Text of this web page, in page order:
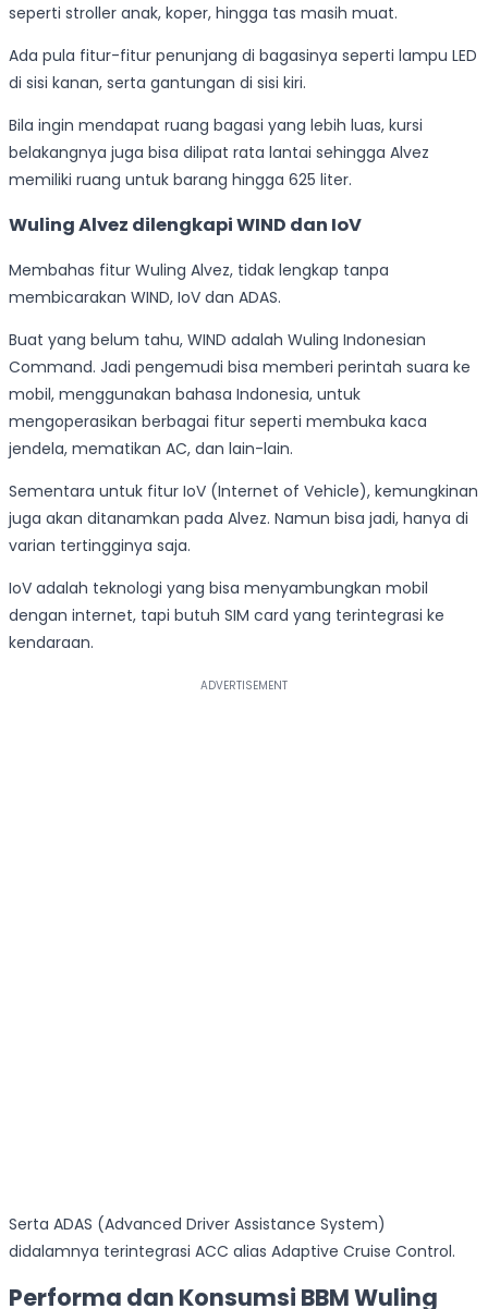
seperti stroller anak, koper, hingga tas masih muat.
Ada pula fitur-fitur penunjang di bagasinya seperti lampu LED
di sisi kanan, serta gantungan di sisi kiri.
Bila ingin mendapat ruang bagasi yang lebih luas, kursi
belakangnya juga bisa dilipat rata lantai sehingga Alvez
memiliki ruang untuk barang hingga 625 liter.
Wuling Alvez dilengkapi WIND dan IoV
Membahas fitur Wuling Alvez, tidak lengkap tanpa
membicarakan WIND, IoV dan ADAS.
Buat yang belum tahu, WIND adalah Wuling Indonesian
Command. Jadi pengemudi bisa memberi perintah suara ke
mobil, menggunakan bahasa Indonesia, untuk
mengoperasikan berbagai fitur seperti membuka kaca
jendela, mematikan AC, dan lain-lain.
Sementara untuk fitur IoV (Internet of Vehicle), kemungkinan
juga akan ditanamkan pada Alvez. Namun bisa jadi, hanya di
varian tertingginya saja.
IoV adalah teknologi yang bisa menyambungkan mobil
dengan internet, tapi butuh SIM card yang terintegrasi ke
kendaraan.
Serta ADAS (Advanced Driver Assistance System)
didalamnya terintegrasi ACC alias Adaptive Cruise Control.
Performa dan Konsumsi BBM Wuling